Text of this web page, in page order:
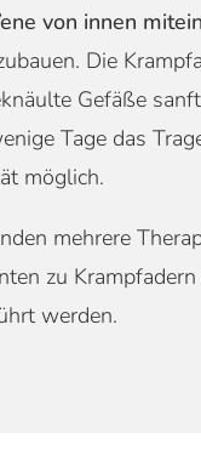
von innen
Die
Gefäße
Tage das
möglich.
mehrere
zu
werden.